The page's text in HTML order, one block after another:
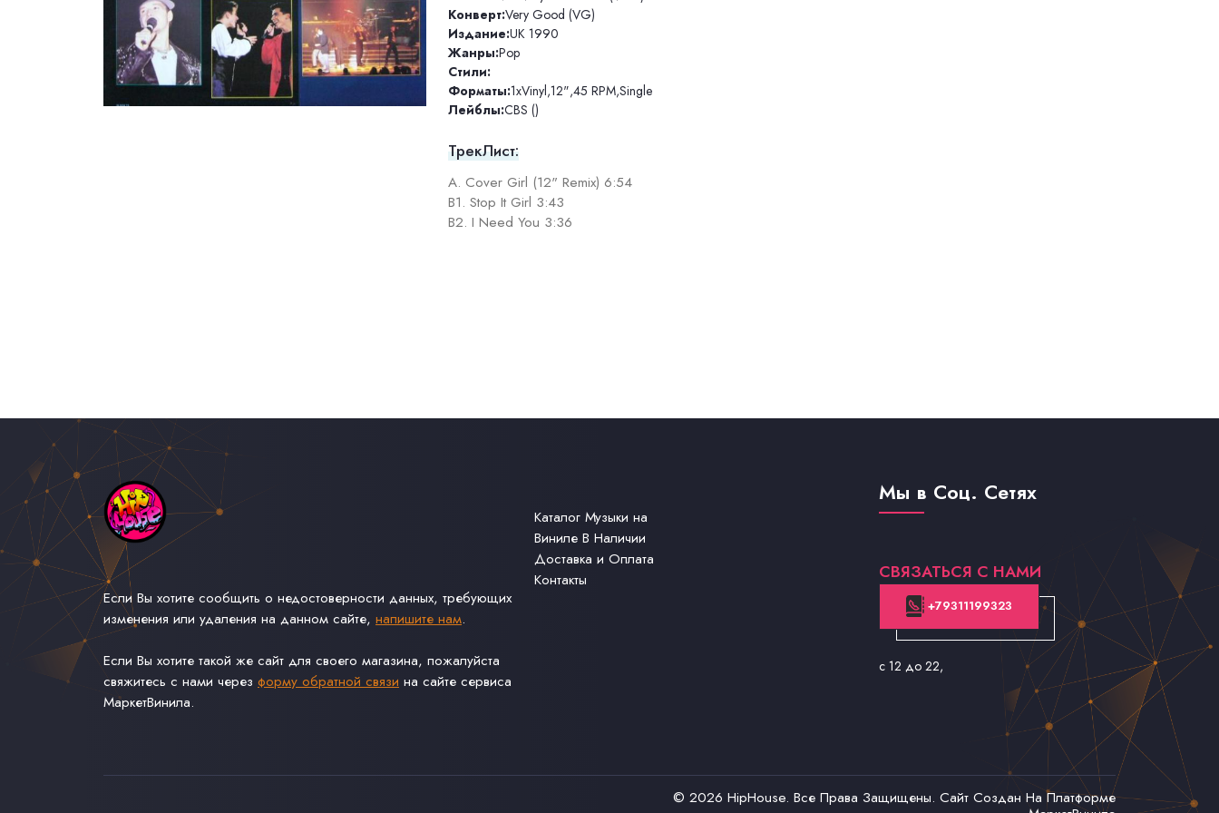
Конверт:Very Good (VG)
Издание:UK 1990
Жанры:Pop
Стили:
Форматы:1xVinyl,12",45 RPM,Single
Лейблы:CBS ()
ТрекЛист:
A. Cover Girl (12" Remix) 6:54
B1. Stop It Girl 3:43
B2. I Need You 3:36
Если Вы хотите сообщить о недостоверности данных, требующих
изменения или удаления на данном сайте, напишите нам.
Если Вы хотите такой же сайт для своего магазина, пожалуйста
свяжитесь с нами через форму обратной связи на сайте сервиса
МаркетВинила.
Каталог Музыки на
Виниле В Наличии
Доставка и Оплата
Контакты
Мы в Соц. Сетях
СВЯЗАТЬСЯ С НАМИ
+79311199323
с 12 до 22,
© 2026 HipHouse. Все Права Защищены. Сайт Создан На Платформе